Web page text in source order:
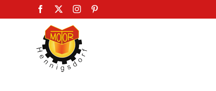
Inhalt
Facebook
X Instagram